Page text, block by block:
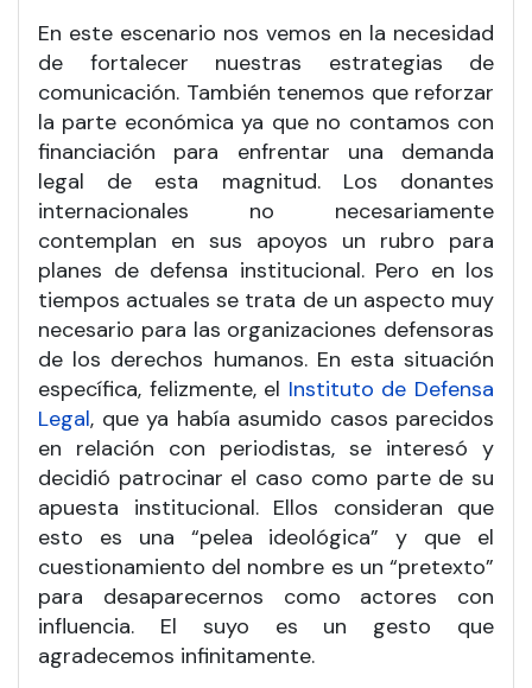
En este escenario nos vemos en la necesidad
de fortalecer nuestras estrategias de
comunicación. También tenemos que reforzar
la parte económica ya que no contamos con
financiación para enfrentar una demanda
legal de esta magnitud. Los donantes
internacionales no necesariamente
contemplan en sus apoyos un rubro para
planes de defensa institucional. Pero en los
tiempos actuales se trata de un aspecto muy
necesario para las organizaciones defensoras
de los derechos humanos. En esta situación
específica, felizmente, el Instituto de Defensa
Legal, que ya había asumido casos parecidos
en relación con periodistas, se interesó y
decidió patrocinar el caso como parte de su
apuesta institucional. Ellos consideran que
esto es una “pelea ideológica” y que el
cuestionamiento del nombre es un “pretexto”
para desaparecernos como actores con
influencia. El suyo es un gesto que
agradecemos infinitamente.